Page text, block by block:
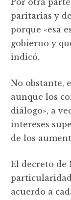
Por otra
paritarias y
porque «esa
gobierno y
indicó.
No obstante,
aunque los
diálogo», a
intereses
de los
El decreto de
acuerdo a